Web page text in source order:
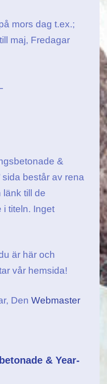
mors dag t.ex.;
maj, Fredagar
&
sida består av rena
länk till de
i titeln. Inget
är här och
vår hemsida!
Den Webmaster
& Year-